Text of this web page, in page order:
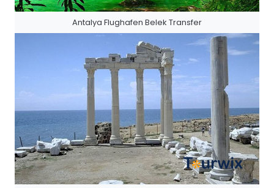
Antalya Flughafen Belek Transfer